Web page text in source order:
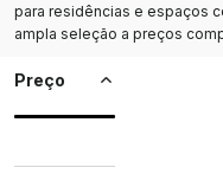
para residências e espaços
ampla seleção a preços
Preço